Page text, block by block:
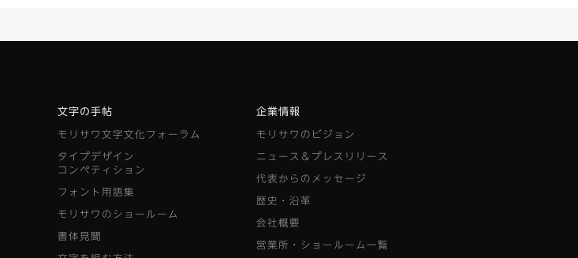
文字の手帖
モリサワ文字文化フォーラム
タイプデザイン
コンペティション
フォント用語集
モリサワのショールーム
書体見聞
企業情報
モリサワのビジョン
ニュース＆プレスリリース
代表からのメッセージ
歴史・沿革
会社概要
営業所・ショールーム一覧